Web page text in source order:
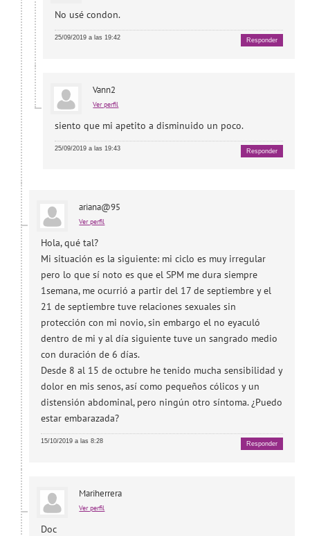
No usé condon.
25/09/2019 a las 19:42 Responder
Vann2
Ver perfil
siento que mi apetito a disminuido un poco.
25/09/2019 a las 19:43 Responder
ariana@95
Ver perfil
Hola, qué tal?
Mi situación es la siguiente: mi ciclo es muy irregular
pero lo que sí noto es que el SPM me dura siempre
1semana, me ocurrió a partir del 17 de septiembre y el
21 de septiembre tuve relaciones sexuales sin
protección con mi novio, sin embargo el no eyaculó
dentro de mi y al día siguiente tuve un sangrado medio
con duración de 6 días.
Desde 8 al 15 de octubre he tenido mucha sensibilidad y
dolor en mis senos, así como pequeños cólicos y un
distensión abdominal, pero ningún otro síntoma. ¿Puedo
estar embarazada?
15/10/2019 a las 8:28 Responder
Mariherrera
Ver perfil
Doc